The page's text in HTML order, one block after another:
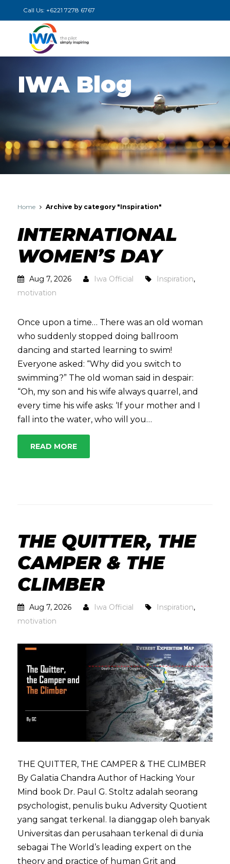
Call Us: +6221 7278 6767
IWA Blog
Home Archive by category "Inspiration"
INTERNATIONAL
WOMEN’S DAY
Aug 7, 2026 Iwa Official Inspiration,
motivation
Once upon a time… There was an old woman
who suddenly stopped doing ballroom
dancing and started learning to swim!
Everyone asked: “Why did you switch to
swimming?” The old woman said in despair:
“Oh, my son and his wife always quarrel, and
every time his wife asks: ‘If your mother and I
fall into the water, who will you…
READ MORE
THE QUITTER, THE
CAMPER & THE
CLIMBER
Aug 7, 2026 Iwa Official Inspiration,
motivation
THE QUITTER, THE CAMPER & THE CLIMBER
By Galatia Chandra Author of Hacking Your
Mind book Dr. Paul G. Stoltz adalah seorang
psychologist, penulis buku Adversity Quotient
yang sangat terkenal. Ia dianggap oleh banyak
Universitas dan perusahaan terkenal di dunia
sebagai The World’s leading expert on the
theory and practice of human Grit and